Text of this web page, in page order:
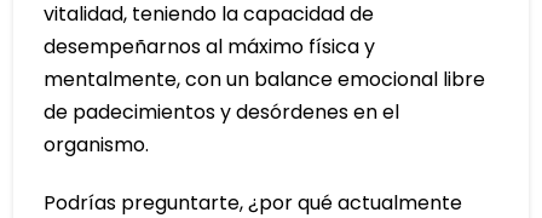
vitalidad, teniendo la capacidad de
desempeñarnos al máximo física y
mentalmente, con un balance emocional libre
de padecimientos y desórdenes en el
organismo.
Podrías preguntarte, ¿por qué actualmente